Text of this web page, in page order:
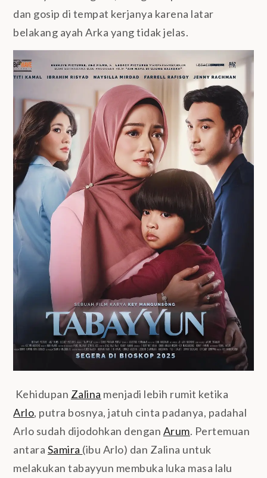
dan gosip di tempat kerjanya karena latar
belakang ayah Arka yang tidak jelas.
Kehidupan Zalina menjadi lebih rumit ketika
Arlo, putra bosnya, jatuh cinta padanya, padahal
Arlo sudah dijodohkan dengan Arum. Pertemuan
antara Samira (ibu Arlo) dan Zalina untuk
melakukan tabayyun membuka luka masa lalu